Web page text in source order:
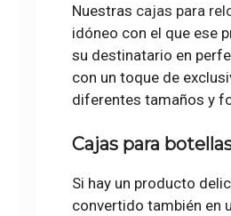
Nuestras cajas para
idóneo con el que ese
su destinatario en
con un toque de
diferentes tamaños y
Cajas para
Si hay un producto
convertido también en